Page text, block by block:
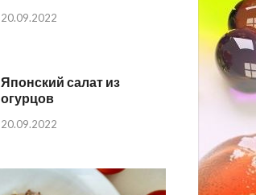
20.09.2022
Японский салат из
огурцов
20.09.2022